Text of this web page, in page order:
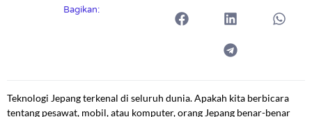
Bagikan:
Teknologi Jepang terkenal di seluruh dunia. Apakah kita berbicara
tentang pesawat, mobil, atau komputer, orang Jepang benar-benar